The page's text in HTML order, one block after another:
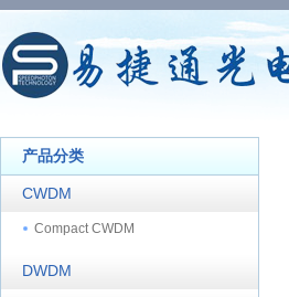
产品分类
CWDM
Compact CWDM
DWDM